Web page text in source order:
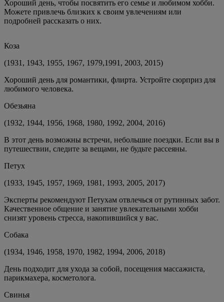
Хороший день, чтобы посвятить его семье и любимом хобби.
Можете привлечь близких к своим увлечениям или
подробней рассказать о них.
Коза
(1931, 1943, 1955, 1967, 1979,1991, 2003, 2015)
Хороший день для романтики, флирта. Устройте сюрприз для
любимого человека.
Обезьяна
(1932, 1944, 1956, 1968, 1980, 1992, 2004, 2016)
В этот день возможны встречи, небольшие поездки. Если вы в
путешествии, следите за вещами, не будьте рассеяны.
Петух
(1933, 1945, 1957, 1969, 1981, 1993, 2005, 2017)
Эксперты рекомендуют Петухам отвлечься от рутинных забот.
Качественное общение и занятие увлекательными хобби
снизят уровень стресса, накопившийся у вас.
Собака
(1934, 1946, 1958, 1970, 1982, 1994, 2006, 2018)
День подходит для ухода за собой, посещения массажиста,
парикмахера, косметолога.
Свинья